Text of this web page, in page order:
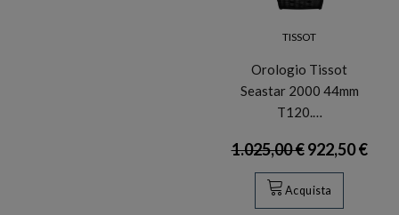
TISSOT
Orologio Tissot
Seastar 2000 44mm
T120.…
1.025,00 €922,50 €
Acquista